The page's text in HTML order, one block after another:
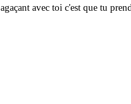
agaçant avec toi c'est que tu